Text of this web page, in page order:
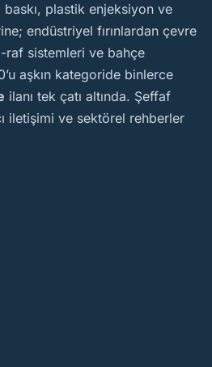
plastik enjeksiyon ve
endüstriyel fırınlardan çevre
sistemleri ve bahçe
aşkın kategoride binlerce
ilanı tek çatı altında. Şeffaf
iletişimi ve sektörel rehberler